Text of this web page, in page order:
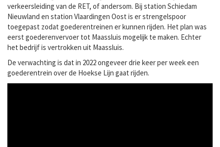
verkeersleiding van de RET, of andersom. Bij station Schiedam
Nieuwland en station Vlaardingen Oost is er strengelspoor
toegepast zodat goederentreinen er kunnen rijden. Het plan was
eerst goederenvervoer tot Maassluis mogelijk te maken. Echter
het bedrijf is vertrokken uit Maassluis.
De verwachting is dat in 2022 ongeveer drie keer per week een
goederentrein over de Hoekse Lijn gaat rijden.